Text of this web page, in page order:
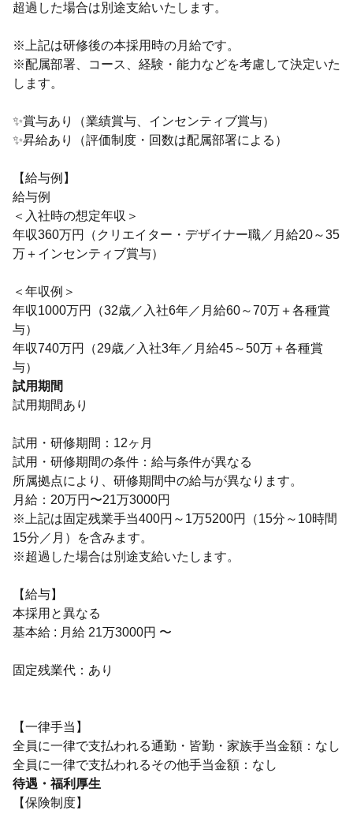
超過した場合は別途支給いたします。
※上記は研修後の本採用時の月給です。
※配属部署、コース、経験・能力などを考慮して決定いた
します。
✨賞与あり（業績賞与、インセンティブ賞与）
✨昇給あり（評価制度・回数は配属部署による）
【給与例】
給与例
＜入社時の想定年収＞
年収360万円（クリエイター・デザイナー職／月給20～35
万＋インセンティブ賞与）
＜年収例＞
年収1000万円（32歳／入社6年／月給60～70万＋各種賞
与）
年収740万円（29歳／入社3年／月給45～50万＋各種賞
与）
試用期間
試用期間あり
試用・研修期間：12ヶ月
試用・研修期間の条件：給与条件が異なる
所属拠点により、研修期間中の給与が異なります。
月給：20万円〜21万3000円
※上記は固定残業手当400円～1万5200円（15分～10時間
15分／月）を含みます。
※超過した場合は別途支給いたします。
【給与】
本採用と異なる
基本給 : 月給 21万3000円 〜
固定残業代：あり
【一律手当】
全員に一律で支払われる通勤・皆勤・家族手当金額：なし
待遇・福利厚生
【保険制度】